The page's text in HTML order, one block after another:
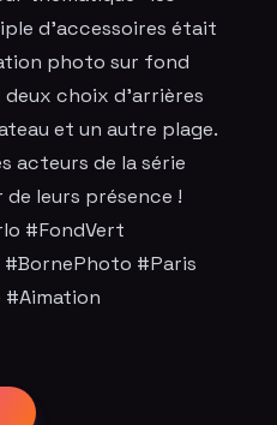
d'accessoires était
photo sur fond
choix d’arrières
et un autre plage.
acteurs de la série
leurs présence !
#FondVert
#Paris
#Aimation